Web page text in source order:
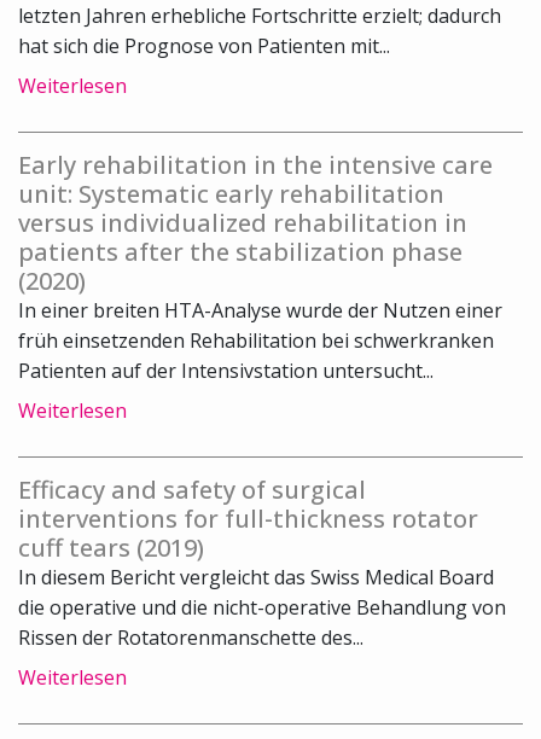
letzten Jahren erhebliche Fortschritte erzielt; dadurch
hat sich die Prognose von Patienten mit...
Weiterlesen
Early rehabilitation in the intensive care
unit: Systematic early rehabilitation
versus individualized rehabilitation in
patients after the stabilization phase
(2020)
In einer breiten HTA-Analyse wurde der Nutzen einer
früh einsetzenden Rehabilitation bei schwerkranken
Patienten auf der Intensivstation untersucht...
Weiterlesen
Efficacy and safety of surgical
interventions for full-thickness rotator
cuff tears (2019)
In diesem Bericht vergleicht das Swiss Medical Board
die operative und die nicht-operative Behandlung von
Rissen der Rotatorenmanschette des...
Weiterlesen